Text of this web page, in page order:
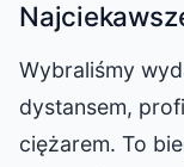
Wybraliśmy
dystansem,
ciężarem. To